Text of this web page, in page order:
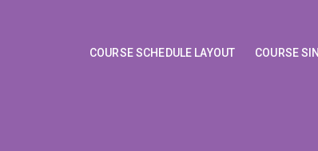
COURSE SCHEDULE LAYOUT COURSE